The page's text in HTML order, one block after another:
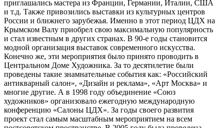
приглашались мастера из Франции, Германии, Италии, США
и т.д. Также привозились выставки из культурных центров
России и ближнего зарубежья. Именно в этот период ЦДХ на
Крымском Валу приобрел свою максимальную популярность
и стал известным в других странах. В 90-е годы становится
модной организация выставок современного искусства.
Конечно же, эти мероприятия было принято проводить в
Центральном Доме Художника. За то десятилетие были
проведены такие знамнательные события как: «Российский
антикварный салон», «Дизайн и реклама», «Арт Москва» и
многие другие. А в 1998 году объединение «Союз
художников» организовало ежегодную международную
конференцию «Салоны ЦДХ». За годы своего развития
проект стал самым масштабным мероприятием на всем